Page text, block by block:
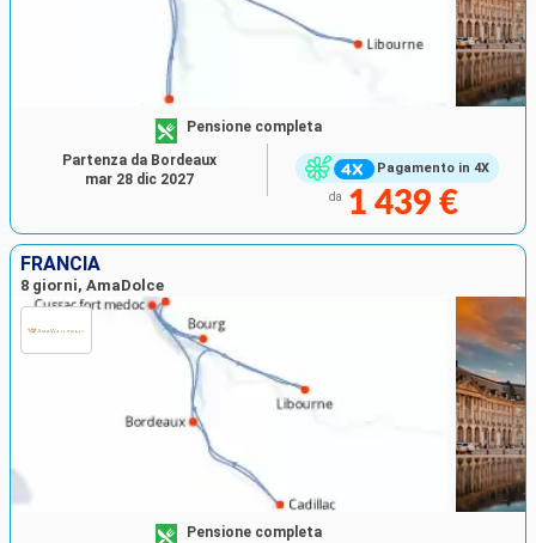
Pagamento in 4X
Pensione completa
da 1 439 €
Partenza da Bordeaux
mar 28 dic 2027
FRANCIA
8 giorni, AmaDolce
Pensione completa